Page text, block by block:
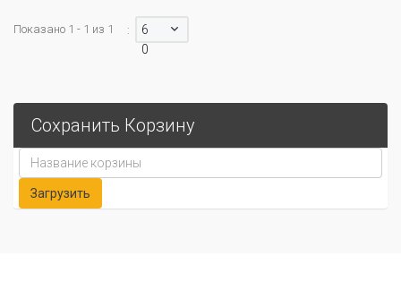
Показано 1 - 1 из 1 :
6
0
Сохранить Корзину